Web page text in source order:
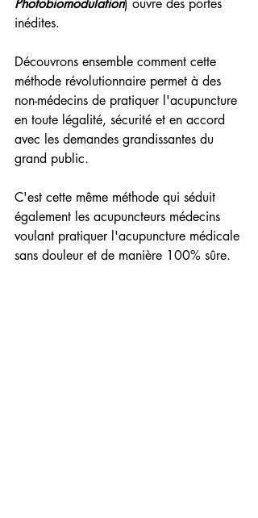
inédites.
Découvrons ensemble comment cette
méthode révolutionnaire permet à des
non-médecins de pratiquer l'acupuncture
en toute légalité, sécurité et en accord
avec les demandes grandissantes du
grand public.
C'est cette même méthode qui séduit
également les acupuncteurs médecins
voulant pratiquer l'acupuncture médicale
sans douleur et de manière 100% sûre.